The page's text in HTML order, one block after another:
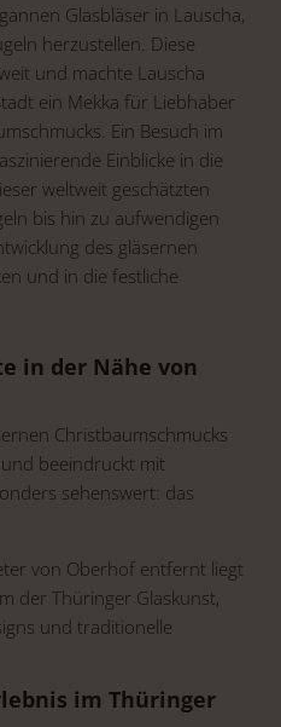
Glasbläser in Lauscha,
herzustellen. Diese
und machte Lauscha
ein Mekka für Liebhaber
Ein Besuch im
Einblicke in die
weltweit geschätzten
bis hin zu aufwendigen
des gläsernen
und in die festliche
in der Nähe von
Christbaumschmucks
beeindruckt mit
sehenswert: das
von Oberhof entfernt liegt
der Thüringer Glaskunst,
und traditionelle
im Thüringer